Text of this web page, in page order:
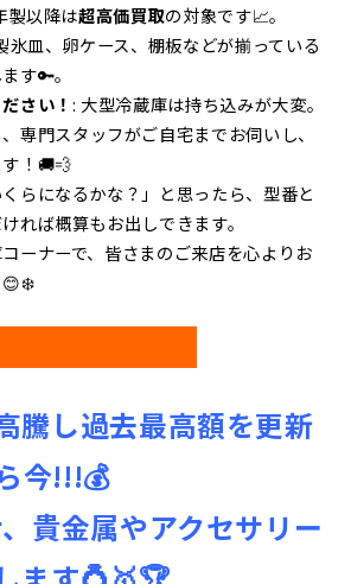
製以降は超高価買取の対象です📈。
氷皿、卵ケース、棚板などが揃っている
す🔑。
さい！ : 大型冷蔵庫は持ち込みが大変。
専門スタッフがご自宅までお伺いし、
！🚚💨
くらになるかな？」と思ったら、型番と
れば概算もお出しできます。
ーナーで、皆さまのご来店を心よりお
😊❄️
に
騰し過去最高額を更新
今!!!💰
貴金属やアクセサリー